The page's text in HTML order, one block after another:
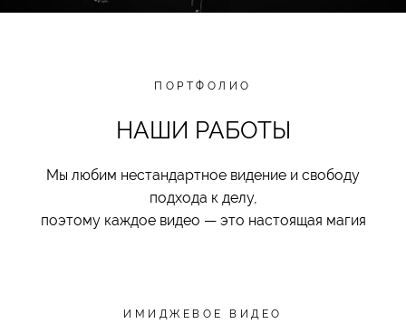
ПОРТФОЛИО
НАШИ РАБОТЫ
Мы любим нестандартное видение и свободу
подхода к делу,
поэтому каждое видео — это настоящая магия
ИМИДЖЕВОЕ ВИДЕО